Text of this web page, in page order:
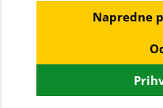
Napredne